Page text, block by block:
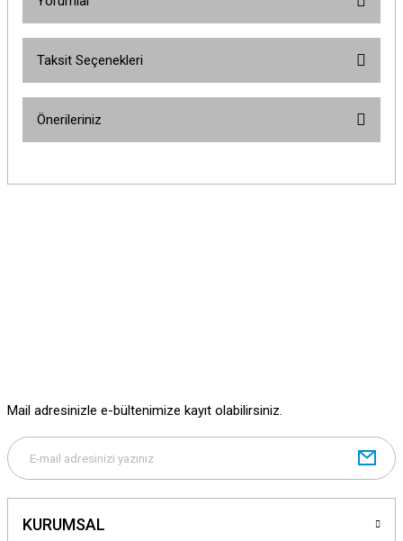
Taksit Seçenekleri
Önerileriniz
yetersiz gördüğünüz noktaları öneri formunu kullanarak tarafımıza
Gönder
Mail adresinizle e-bültenimize kayıt olabilirsiniz.
KURUMSAL